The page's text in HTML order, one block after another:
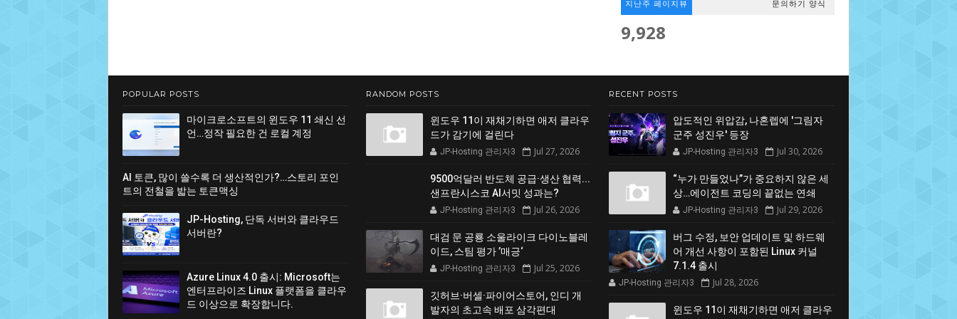
지난주 페이지뷰 문의하기 양식
9,928
POPULAR POSTS
마이크로소프트의 윈도우 11 쇄신 선
언…정작 필요한 건 로컬 계정
AI 토큰, 많이 쓸수록 더 생산적인가?…스토리 포인
트의 전철을 밟는 토큰맥싱
JP-Hosting, 단독 서버와 클라우드
서버란?
Azure Linux 4.0 출시: Microsoft는
엔터프라이즈 Linux 플랫폼을 클라우
드 이상으로 확장합니다.
RANDOM POSTS
윈도우 11이 재채기하면 애저 클라우
드가 감기에 걸린다
JP-Hosting 관리자3 Jul 27, 2026
9500억달러 반도체 공급·생산 협력...
샌프란시스코 AI서밋 성과는?
JP-Hosting 관리자3 Jul 26, 2026
대검 문 공룡 소울라이크 다이노블레
이드, 스팀 평가 ’매긍‘
JP-Hosting 관리자3 Jul 25, 2026
깃허브·버셀·파이어스토어, 인디 개
발자의 초고속 배포 삼각편대
RECENT POSTS
압도적인 위압감, 나혼렙에 '그림자
군주 성진우' 등장
JP-Hosting 관리자3 Jul 30, 2026
“누가 만들었나”가 중요하지 않은 세
상…에이전트 코딩의 끝없는 연쇄
JP-Hosting 관리자3 Jul 29, 2026
버그 수정, 보안 업데이트 및 하드웨
어 개선 사항이 포함된 Linux 커널
7.1.4 출시
JP-Hosting 관리자3 Jul 28, 2026
윈도우 11이 재채기하면 애저 클라우